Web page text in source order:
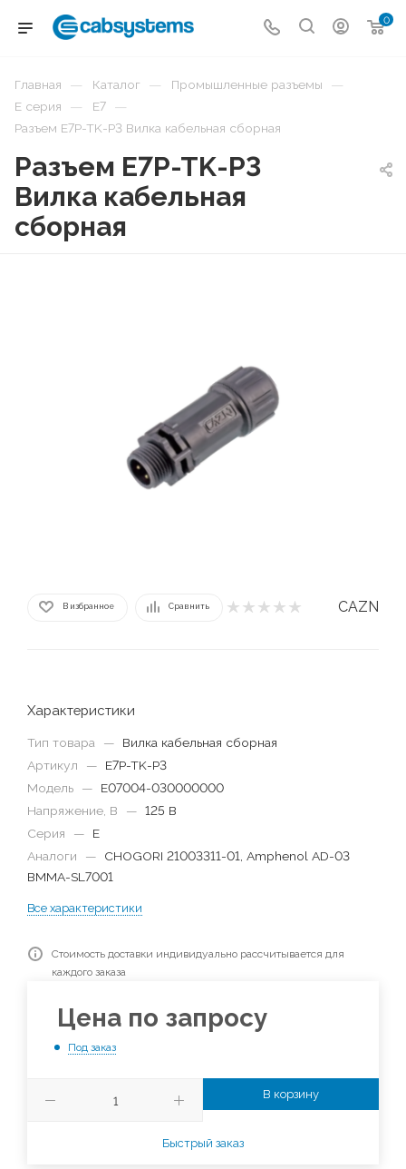
0
Главная — Каталог — Промышленные разъемы —
E серия — E7 —
Разъем E7P-TK-P3 Вилка кабельная сборная
Разъем E7P-TK-P3
Вилка кабельная
сборная
В избранное Сравнить CAZN
Характеристики
Тип товара —
Вилка кабельная сборная
Артикул
—
E7P-TK-P3
Модель
—
E07004-030000000
Напряжение, В
— 125 В
Серия
—
E
Аналоги
—
CHOGORI 21003311-01, Amphenol AD-03
BMMA-SL7001
Все характеристики
Стоимость доставки индивидуально рассчитывается для
каждого заказа
Цена по запросу
Под заказ
В корзину
Быстрый заказ